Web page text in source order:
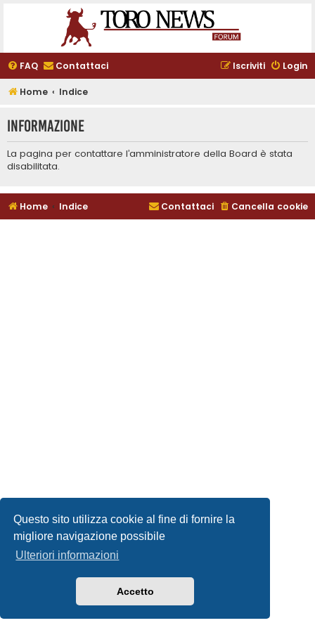
Questo sito utilizza cookie al fine di fornire la
migliore navigazione possibile
Ulteriori informazioni
Accetto
FAQ Contattaci Login
Iscriviti
Home Indice
Informazione
La pagina per contattare l’amministratore della Board è stata
disabilitata.
Home Indice Cancella cookie
Contattaci